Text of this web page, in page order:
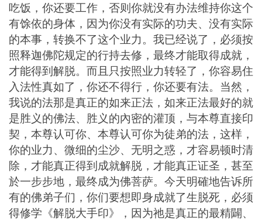
吃饭，你还要工作，否则你就没有办法维持你这个
有馀依的身体，因为你没有实际的功夫、没有实际
的本事，转换不了这个业力。我已经说了，必须按
照释迦佛陀规定的行持去修，最终才能取得成就，
才能得到解脱。而且只按照业力转轻了，你容易住
入法性真如了，你还不得行，你还要有法。当然，
我说的法那是真正的如来正法，如来正法最好的就
是胜义的佛法、胜义的內密的灌顶，与本尊直接印
契，本尊认可你、本尊认可你为徒弟的法，这样，
你的业力、微细的尘沙、无明之惑，才容易顿时清
除，才能真正得到成就解脱，才能真正证圣，甚至
於一步步地，最终成为佛菩萨。今天明確地告诉所
有的佛弟子们，你们要想即身成就了生脱死，必须
得修学《解脱大手印》，因为祂是真正的最精闢、